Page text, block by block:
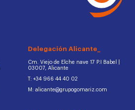
Delegación Alicante_
Cm. Viejo de Elche nave 17 P.I Babel |
03007, Alicante
T: +34 966 44 40 02
M: alicante@grupogomariz.com